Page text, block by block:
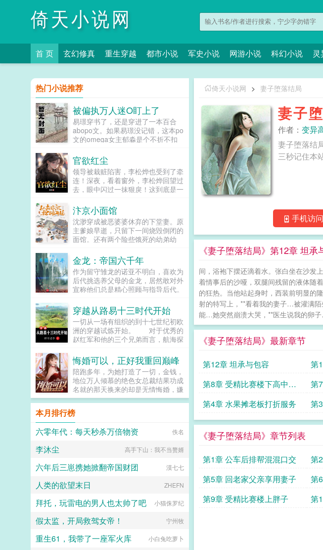
倚天小说网
首 页 玄幻修真 重生穿越 都市小说 军史小说 网游小说 科幻小说
倚天小说网 > 妻子堕落结局
妻子
作者： 变异
妻子堕落结
手机访问
《妻子堕落结局》第12章 坦承
间，浴袍下摆还滴着水。张白坐在沙
着情事后的沙哑，双腿间残留的液体随
的狂热。当他站起身时，西装前明显的
射的特写上，**看着我的妻子…被灌满
能…她突然崩溃大哭，**医生说我的卵
《妻子堕落结局》最新章节
第12章 坦承与包容
第
妻
第8章 受精比赛楼下高中生
们
第
第4章 水果摊老板打折服务
第
《妻子堕落结局》章节列表
第1章 公车后排帮混混口交 第
第5章 回老家父亲享用妻子
第
第9章 受精比赛楼上胖子
第
热门小说推荐
被偏执万人迷O盯上了
易璟穿书了，还是穿进了一本百合
abopo文。如果易璟没记错，这本po
文的omega女主郁淼是个不折不扣
无法克制对郁淼强取豪夺的冲动，即
使郁淼自己性格冷淡对那种事完全没
有兴趣，剧情也总会拐到那个方向，
而且每隔两三章会就换一批alpha，
刺激得不行。穿到一切开始之前，易
淼。青灰亚麻色的分层长卷发，神态
有些病弱，眼波迷蒙猫一样慵懒仿佛
含着水似的，远远一眼望过来就能令
人神魂颠倒。看着郁淼靠在窗边，衬
吞吐烟雾，易璟缓缓向写出郁淼的作
者献上膝盖。难怪文中那些alpha要
发疯，她看了也忍不住想喊姐姐请让
我贴一下啊！郁淼有一个秘密。她知
道未来会发生的所有事。那期间每一
之前，郁淼每天都在数着日子等着复
仇，因此她清楚的知道易璟不是这个
世界的人。但是易璟太可爱了。她是
她世界里唯一的正常人，不会忽然发
疯对她强取豪夺，也不会利用信息素
不作声地带她绕开所有的剧情点。因
为易璟，上辈子那些恶心的alpha没
有一个能来到她的面前。郁淼爱易
璟。只是易璟总是不开窍，每次亲近
她到最后都会弹开，即使她说她愿
掉了抑制剂，处理掉了一直在烦她的
alpha，脆弱的靠进了易璟怀里璟
璟，我难受。帮帮我1始终1v12超听
女a无挂件2023725文案已截图备
官欲红尘
领导被栽赃陷害，李松烨也受到了牵
连！深夜，看着窗外，李松烨回望过
去，眼中闪过一抹狠戾！这到底是一
涡！...
汴京小面馆
沈渺穿成被恶婆婆休弃的下堂妻。原
主爹娘早逝，只留下一间烧毁倒闭的
面馆。还有两个险些饿死的幼弟幼
更是想看她笑话。而上辈子祖孙三代
都是厨子的...
金龙：帝国六千年
作为留守雏龙的诺亚不明白，喜欢为
后代挑选养父母的金龙，居然敢对外
宣称他们总是精心照顾与指导后代。
爵，奈何作为雏龙，诺亚没得选，只
能整日鼓动大逆言论，望养父早日造
反称王。一代不上道，那就调教下一
代，子子孙孙，终有称王建国之日作
为拥有六千年寿命的金龙，诺亚拥有
然总有愚昧学者对他产生误解，将他
称为弑君者之师，践踏王权之龙，但
在千年岁月流逝下，也不乏有贤人将
他赞为皇龙，圣龙。而数量更为庞大
的帝国百族则将他称为黄金时代的开
创者，普照帝国的不朽炽阳，渴望他
的摄政，执掌帝国...
穿越从路易十三时代开始
一切从一场有组织的到十七世纪初欧
洲的穿越试炼开始。 对于优秀的
赵红军和他的三个兄弟而言，航海探
前提是通过五百名额的试炼…...
悔婚可以，正好我重回巅峰
陪跑多年，为她打造了一切，金钱，
地位万人倾慕的绝色女总裁结果功成
名就的那天换来的却是无情悔婚，嫌
他平凡林尘没有一丝留恋的离开，人
人都当他是窝囊废殊不知旧王避退，
新王低头，唯有一头潜龙，一飞冲
天！！！...
本月排行榜
六零年代：每天秒杀万倍物资
佚名
李沐尘 高手下山：我不当赘婿
六年后三崽携她掀翻帝国财团 漠七七
人类的欲望末日 ZHEFN
拜托，玩雷电的男人也太帅了吧 小猫侏罗纪
假太监，开局救驾女帝！ 宁州牧
重生61，我带了一座军火库 小白兔吃萝卜